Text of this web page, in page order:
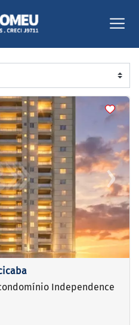
›Next
Independence